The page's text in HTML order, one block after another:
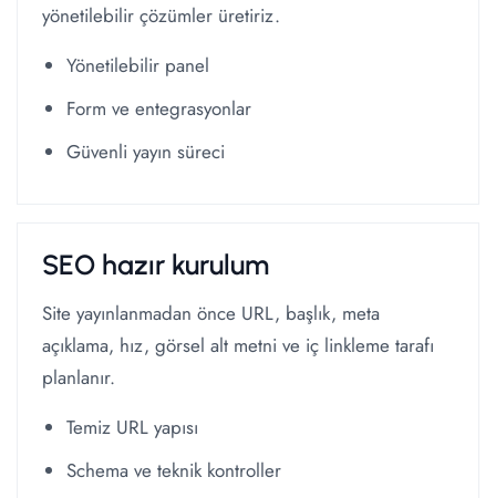
yönetilebilir çözümler üretiriz.
Yönetilebilir panel
Form ve entegrasyonlar
Güvenli yayın süreci
SEO hazır kurulum
Site yayınlanmadan önce URL, başlık, meta
açıklama, hız, görsel alt metni ve iç linkleme tarafı
planlanır.
Temiz URL yapısı
Schema ve teknik kontroller